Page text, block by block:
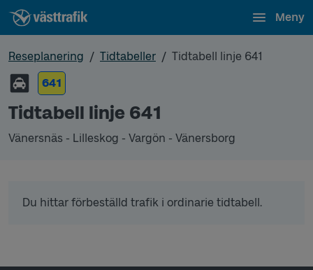
Meny
Reseplanering Tidtabeller
Tidtabell linje 641
641
Tidtabell linje 641
Vänersnäs - Lilleskog - Vargön - Vänersborg
Du hittar förbeställd trafik i ordinarie tidtabell.